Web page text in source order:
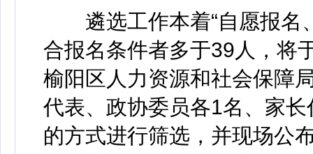
遴选工作本着“自愿报名
合报名条件者多于39人，将
榆阳区人力资源和社会保障
代表、政协委员各1名、家
的方式进行筛选，并现场公